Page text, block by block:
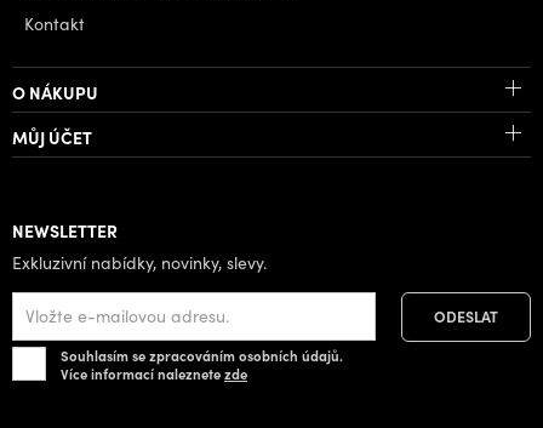
Kontakt
O NÁKUPU
MŮJ ÚČET
NEWSLETTER
Exkluzivní nabídky, novinky, slevy.
Souhlasím se zpracováním osobních údajů.
Více informací naleznetezde